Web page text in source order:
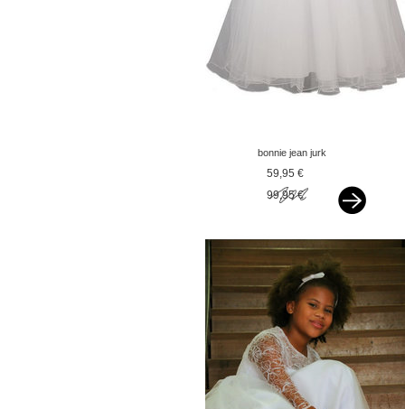
bonnie jean jurk
bruidsmeisje 3d bloem
wit vxx
59,95 €
99,95 €